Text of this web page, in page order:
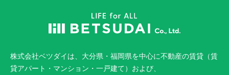
株式会社ベツダイは、大分県・福岡県を中心に不動産の賃貸（賃
貸アパート・マンション・一戸建て）および、